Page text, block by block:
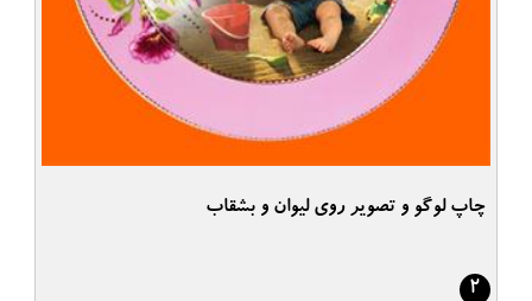
چاپ لوگو و تصویر روی لیوان و بشقاب
2